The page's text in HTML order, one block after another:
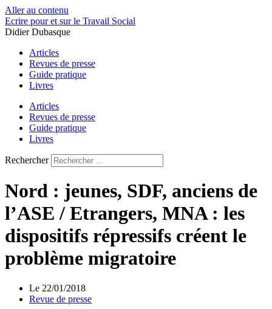
Aller au contenu
Ecrire pour et sur le Travail Social
Didier Dubasque
Articles
Revues de presse
Guide pratique
Livres
Articles
Revues de presse
Guide pratique
Livres
Rechercher
Nord : jeunes, SDF, anciens de
l’ASE / Etrangers, MNA : les
dispositifs répressifs créent le
problème migratoire
Le 22/01/2018
Revue de presse